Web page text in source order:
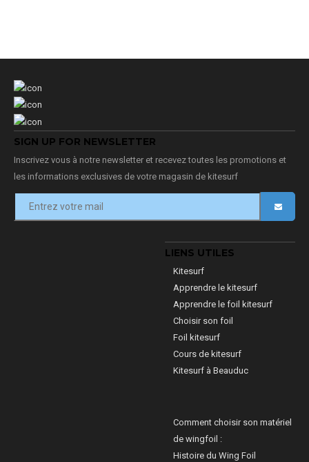
SIGN UP FOR NEWSLETTER
Inscrivez vous à notre newsletter et recevez toutes les promotions et
les informations exclusives de votre magasin de kitesurf
LIENS UTILES
Kitesurf
Apprendre le kitesurf
Apprendre le foil kitesurf
Choisir son foil
Foil kitesurf
Cours de kitesurf
Kitesurf à Beauduc
Comment choisir son matériel
de wingfoil :
Histoire du Wing Foil